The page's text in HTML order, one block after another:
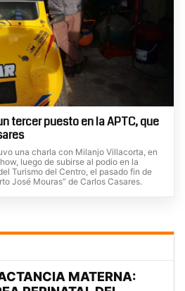
tercer puesto en la APTC, que
una charla con Milanjo Villacorta, en
luego de subirse al podio en la
Turismo del Centro, el pasado fin de
José Mouras” de Carlos Casares.